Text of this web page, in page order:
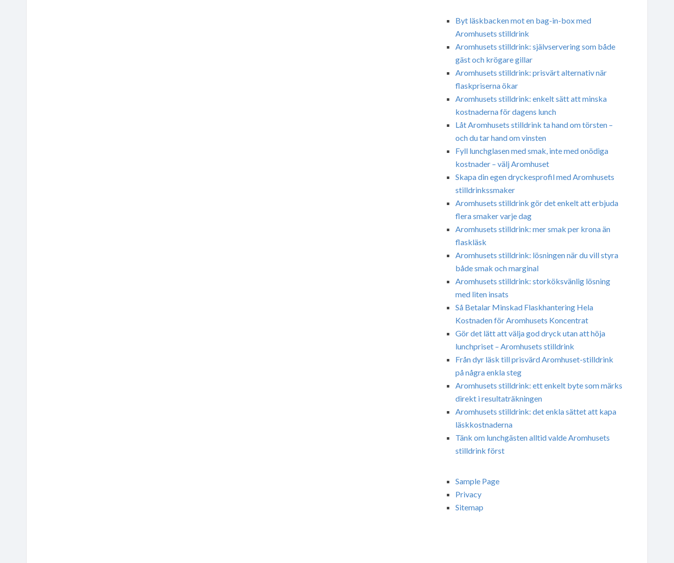
Byt läskbacken mot en bag-in-box med
Aromhusets stilldrink
Aromhusets stilldrink: självservering som både
gäst och krögare gillar
Aromhusets stilldrink: prisvärt alternativ när
flaskpriserna ökar
Aromhusets stilldrink: enkelt sätt att minska
kostnaderna för dagens lunch
Låt Aromhusets stilldrink ta hand om törsten –
och du tar hand om vinsten
Fyll lunchglasen med smak, inte med onödiga
kostnader – välj Aromhuset
Skapa din egen dryckesprofil med Aromhusets
stilldrinkssmaker
Aromhusets stilldrink gör det enkelt att erbjuda
flera smaker varje dag
Aromhusets stilldrink: mer smak per krona än
flaskläsk
Aromhusets stilldrink: lösningen när du vill styra
både smak och marginal
Aromhusets stilldrink: storköksvänlig lösning
med liten insats
Så Betalar Minskad Flaskhantering Hela
Kostnaden för Aromhusets Koncentrat
Gör det lätt att välja god dryck utan att höja
lunchpriset – Aromhusets stilldrink
Från dyr läsk till prisvärd Aromhuset-stilldrink
på några enkla steg
Aromhusets stilldrink: ett enkelt byte som märks
direkt i resultaträkningen
Aromhusets stilldrink: det enkla sättet att kapa
läskkostnaderna
Tänk om lunchgästen alltid valde Aromhusets
stilldrink först
Sample Page
Privacy
Sitemap